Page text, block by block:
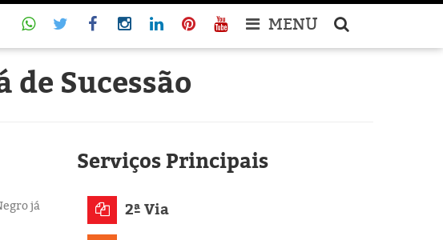
MENU
Sucessão
já
ServiçosPrincipais
2ª Via